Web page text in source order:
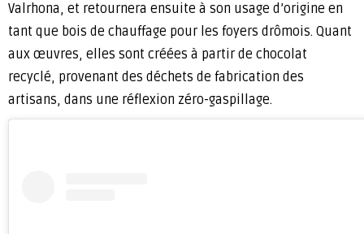
Valrhona, et retournera ensuite à son usage d’origine en
tant que bois de chauffage pour les foyers drômois. Quant
aux œuvres, elles sont créées à partir de chocolat
recyclé, provenant des déchets de fabrication des
artisans, dans une réflexion zéro-gaspillage.